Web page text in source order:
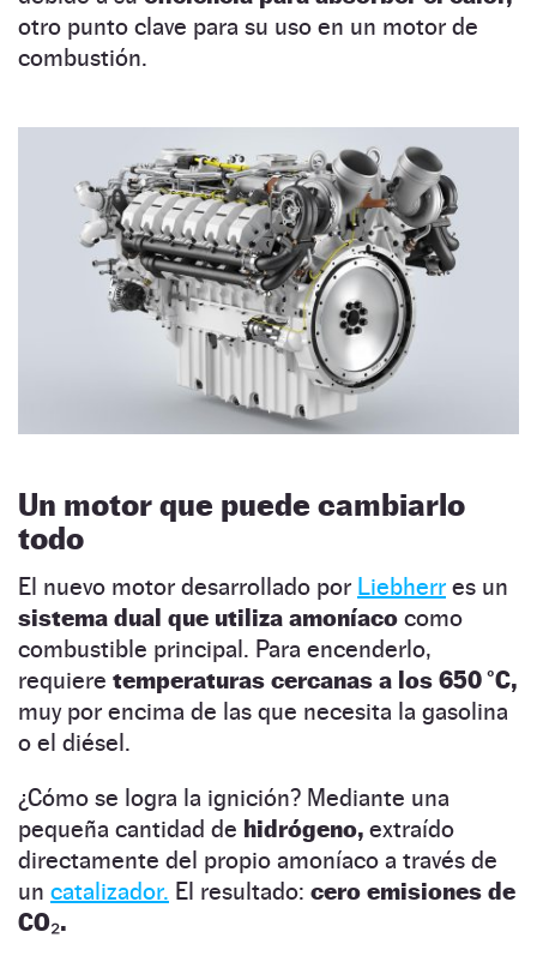
otro punto clave para su uso en un motor de
combustión.
Un motor que puede cambiarlo
todo
El nuevo motor desarrollado por Liebherr es un
sistema dual que utiliza amoníaco como
combustible principal. Para encenderlo,
requiere temperaturas cercanas a los 650 °C,
muy por encima de las que necesita la gasolina
o el diésel.
¿Cómo se logra la ignición? Mediante una
pequeña cantidad de hidrógeno, extraído
directamente del propio amoníaco a través de
un catalizador. El resultado: cero emisiones de
CO₂.